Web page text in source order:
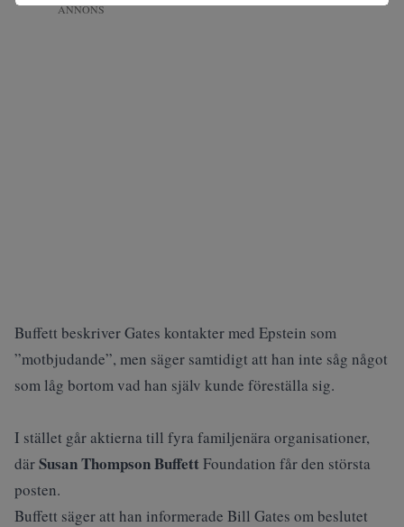
ANNONS
Buffett beskriver Gates kontakter med Epstein som
”motbjudande”, men säger samtidigt att han inte såg något
som låg bortom vad han själv kunde föreställa sig.
I stället går aktierna till fyra familjenära organisationer,
därSusan Thompson BuffettFoundation får den största
posten.
Buffett säger att han informerade Bill Gates om beslutet